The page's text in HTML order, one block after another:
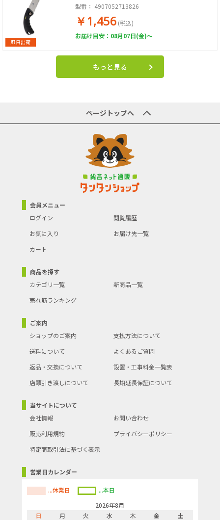
即日出荷
型番： 4907052713826
￥1,456 (税込)
お届け目安：08月07日(金)～
もっと見る
ページトップへ
会員メニュー
ログイン
閲覧履歴
お気に入り
お届け先一覧
カート
商品を探す
カテゴリ一覧
新商品一覧
売れ筋ランキング
ご案内
ショップのご案内
支払方法について
送料について
よくあるご質問
返品・交換について
設置・工事料金一覧表
店頭引き渡しについて
長期延長保証について
当サイトについて
会社情報
お問い合わせ
販売利用規約
プライバシーポリシー
特定商取引法に基づく表示
営業日カレンダー
...休業日
...本日
2026年8月
日
月 火 水 木 金 土